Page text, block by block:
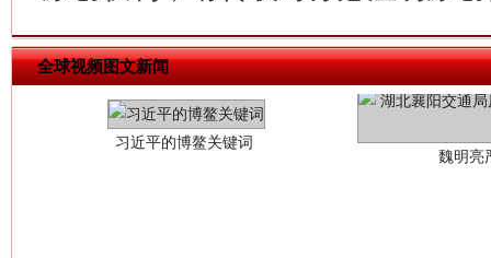
全球视频图文新闻